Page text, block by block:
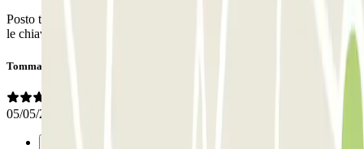
Posto trovato subito con il navigatore, ragazzo gentilissimo, lasciate
le chiavi e ripresa 2 giorni dopo esattamente uguale...prezzi onesti
Tommaso
05/05/2026